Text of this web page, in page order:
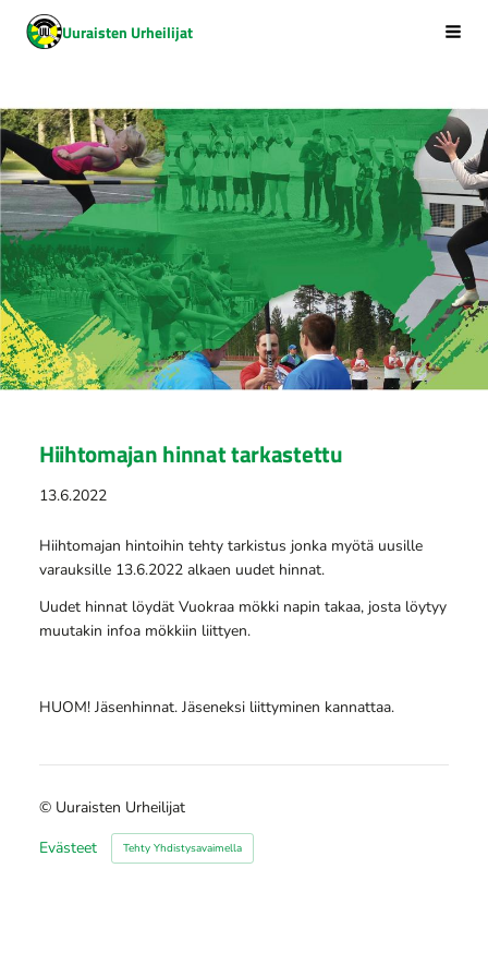
Siirry
sivun
Uuraisten Urheilijat
Hiihtomajan hinnat tarkastettu
13.6.2022
Hiihtomajan hintoihin tehty tarkistus jonka myötä uusille
varauksille 13.6.2022 alkaen uudet hinnat.
Uudet hinnat löydät Vuokraa mökki napin takaa, josta löytyy
muutakin infoa mökkiin liittyen.
HUOM! Jäsenhinnat. Jäseneksi liittyminen kannattaa.
© Uuraisten Urheilijat
Evästeet
Tehty Yhdistysavaimella